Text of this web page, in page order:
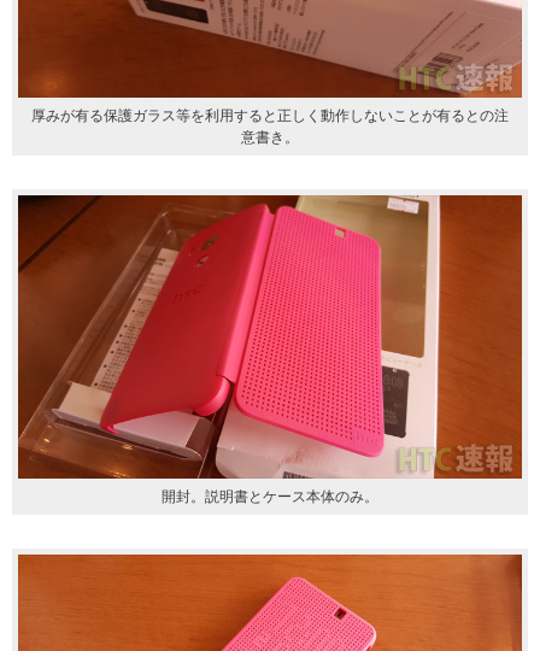
厚みが有る保護ガラス等を利用すると正しく動作しないことが有るとの注
意書き。
開封。説明書とケース本体のみ。